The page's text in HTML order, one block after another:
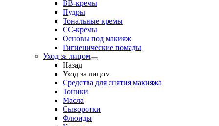
BB-кремы
Пудры
Тональные кремы
CC-кремы
Основы под макияж
Гигиенические помады
Уход за лицом
Назад
Уход за лицом
Средства для снятия макияжа
Тоники
Масла
Сыворотки
Флюиды